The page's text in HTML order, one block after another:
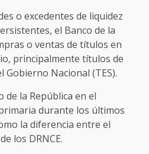
o excedentes de liquidez
el Banco de la
o ventas de títulos en
principalmente títulos de
Gobierno Nacional (TES).
de la República en el
durante los últimos
la diferencia entre el
los DRNCE.